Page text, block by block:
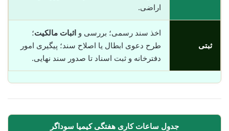
اراضی.
ثبتی
اخذ سند رسمی؛ بررسی و اثبات مالکیت؛
طرح دعوی ابطال یا اصلاح سند؛ پیگیری امور
دفترخانه و ثبت اسناد تا صدور سند نهایی.
جدول ساعات کاری هفتگی کیمیا سوداگر